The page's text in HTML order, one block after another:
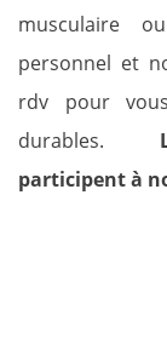
musculaire
personnel et
rdv pour
durables.
participent à